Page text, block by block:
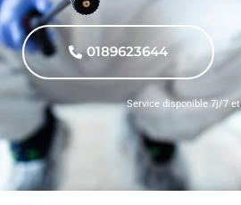
0189623644
Service disponible 7j/7